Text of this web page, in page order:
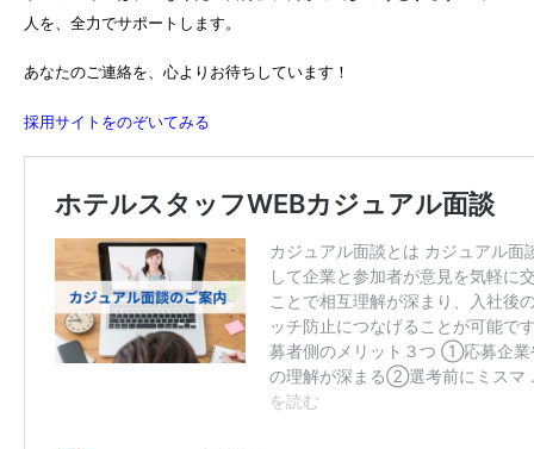
人を、全力でサポートします。
あなたのご連絡を、心よりお待ちしています！
採用サイトをのぞいてみる